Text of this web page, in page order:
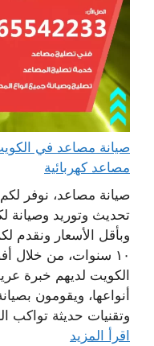
مصاعد كهربائية
صيانة مصاعد، نوفر
تحديث وتوريد وصيانة
وبأقل الأسعار ونقدم
١٠ سنوات، من خلال
الكويت لديهم خبرة
أنواعها، ويقومون
وتقنيات حديثة تواكب
اقرأ المزيد